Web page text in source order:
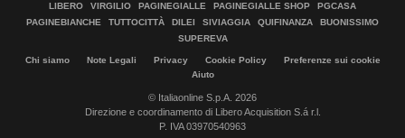
LIBERO VIRGILIO PAGINEGIALLE PAGINEGIALLE SHOP
PGCASA
PAGINEBIANCHE
TUTTOCITTÀ DILEI SIVIAGGIA QUIFINANZA
BUONISSIMO
SUPEREVA
Chi siamo Note Legali Privacy Cookie Policy
Preferenze sui cookie
Aiuto
© Italiaonline S.p.A. 2026
Direzione e coordinamento di Libero Acquisition S.á r.l.
P. IVA 03970540963